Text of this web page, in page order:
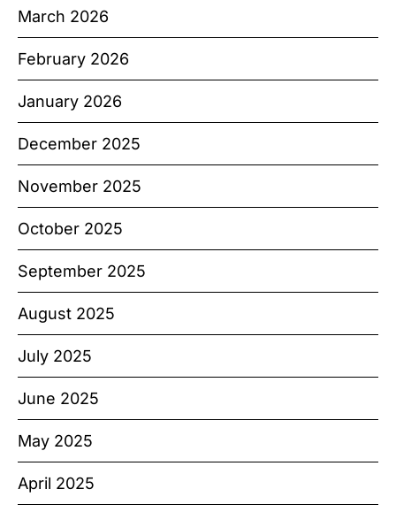
March 2026
February 2026
January 2026
December 2025
November 2025
October 2025
September 2025
August 2025
July 2025
June 2025
May 2025
April 2025